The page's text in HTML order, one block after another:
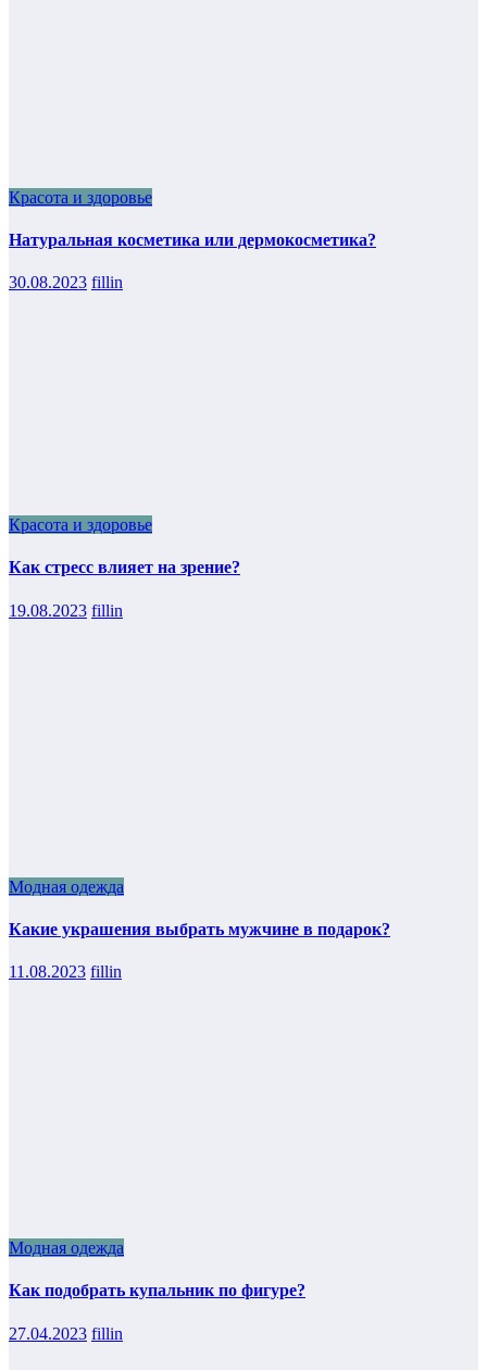
Красота и здоровье
Натуральная косметика или дермокосметика?
30.08.2023 fillin
Красота и здоровье
Как стресс влияет на зрение?
19.08.2023 fillin
Модная одежда
Какие украшения выбрать мужчине в подарок?
11.08.2023 fillin
Модная одежда
Как подобрать купальник по фигуре?
27.04.2023 fillin